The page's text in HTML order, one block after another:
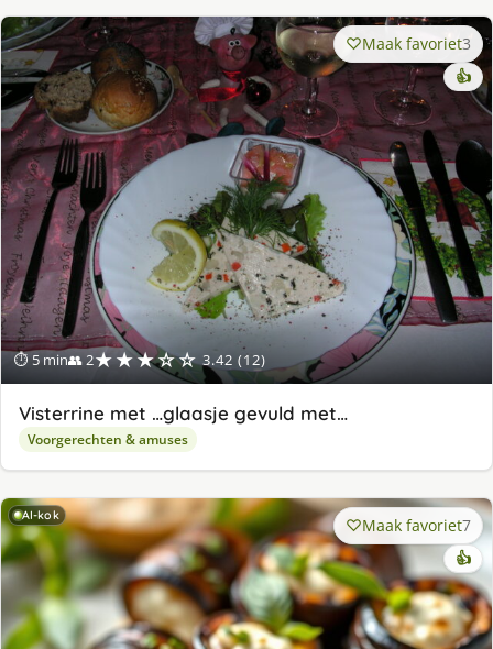
⏱ 5 min👥 2★★★☆☆ 3.42 (12)
Maak favoriet3
👍
Visterrine met …glaasje gevuld met…
Voorgerechten & amuses
AI-kok Maak favoriet7
👍